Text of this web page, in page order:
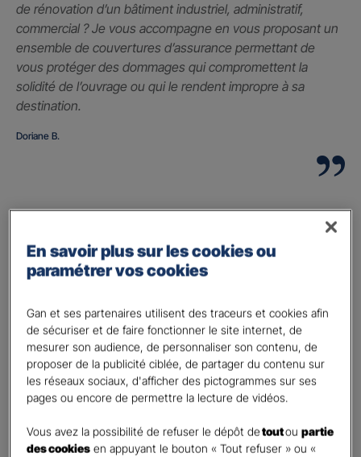
de rénovation d’un bâtiment industriel, administratif,
commercial ? Je vous accompagne en vous proposant un
ensemble de couvertures d’assurance permettant de
vous protéger des dommages qui compromettent la
solidité de l’ouvrage ou qui le rendent impropre à sa
destination.
Doriane B.
Une protection indispensable à
votre projet de construction
Parce que votre ouvrage nécessite d’être préservé, Gan
Assurances a créé pour vous une solution modulable
Dommages Ouvrage Pro.
En savoir plus sur les cookies ou
paramétrer vos cookies
Gan et ses partenaires utilisent des traceurs et cookies afin
de sécuriser et de faire fonctionner le site internet, de
mesurer son audience, de personnaliser son contenu, de
proposer de la publicité ciblée, de partager du contenu sur
les réseaux sociaux, d'afficher des pictogrammes sur ses
pages ou encore de permettre la lecture de vidéos.
Vous avez la possibilité de refuser le dépôt detoutoupartie
des cookies en appuyant le bouton « Tout refuser » ou «